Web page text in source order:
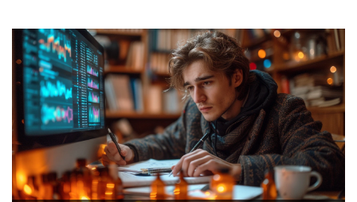
informace, jak FDA hodnotí bezpečnost a účinnost
těchto produktů, a věřím, že tyto informace vám
pomohou udělat lépe informovaná rozhodnutí o nákupu
CBD olejů.